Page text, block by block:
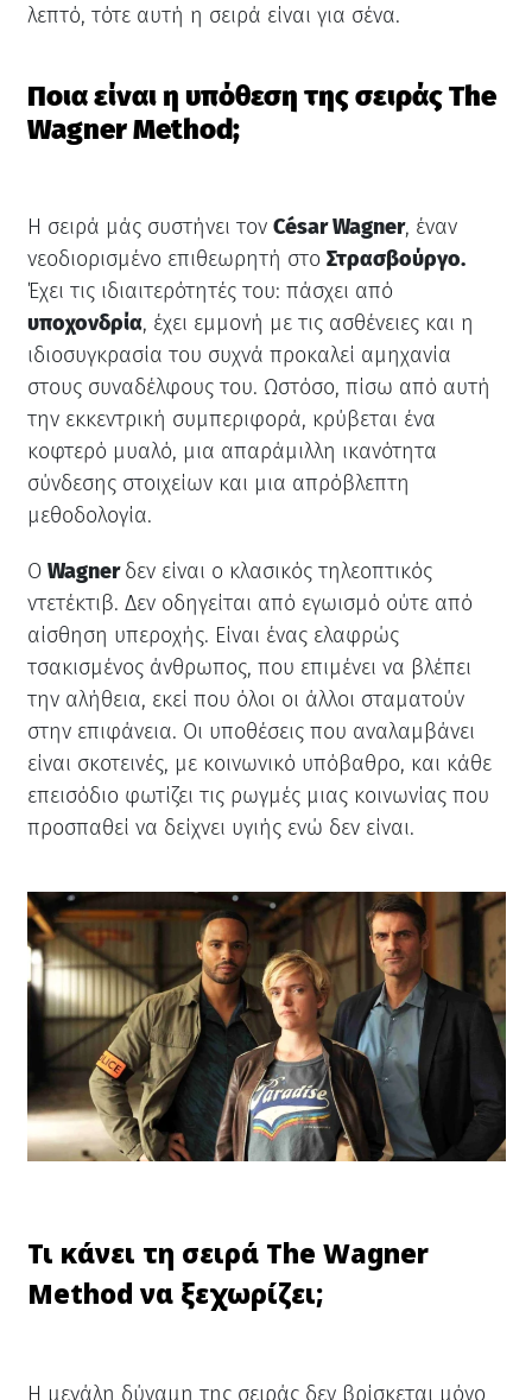
λεπτό, τότε αυτή η σειρά είναι για σένα.
Ποια είναι η υπόθεση της σειράς The
Wagner Method;
Η σειρά μάς συστήνει τον César Wagner, έναν
νεοδιορισμένο επιθεωρητή στο Στρασβούργο.
Έχει τις ιδιαιτερότητές του: πάσχει από
υποχονδρία, έχει εμμονή με τις ασθένειες και η
ιδιοσυγκρασία του συχνά προκαλεί αμηχανία
στους συναδέλφους του. Ωστόσο, πίσω από αυτή
την εκκεντρική συμπεριφορά, κρύβεται ένα
κοφτερό μυαλό, μια απαράμιλλη ικανότητα
σύνδεσης στοιχείων και μια απρόβλεπτη
μεθοδολογία.
Ο Wagnerδεν είναι ο κλασικός τηλεοπτικός
ντετέκτιβ. Δεν οδηγείται από εγωισμό ούτε από
αίσθηση υπεροχής. Είναι ένας ελαφρώς
τσακισμένος άνθρωπος, που επιμένει να βλέπει
την αλήθεια, εκεί που όλοι οι άλλοι σταματούν
στην επιφάνεια. Οι υποθέσεις που αναλαμβάνει
είναι σκοτεινές, με κοινωνικό υπόβαθρο, και κάθε
επεισόδιο φωτίζει τις ρωγμές μιας κοινωνίας που
προσπαθεί να δείχνει υγιής ενώ δεν είναι.
Τι κάνει τη σειρά The Wagner
Method να ξεχωρίζει;
Η μεγάλη δύναμη της σειράς δεν βρίσκεται μόνο